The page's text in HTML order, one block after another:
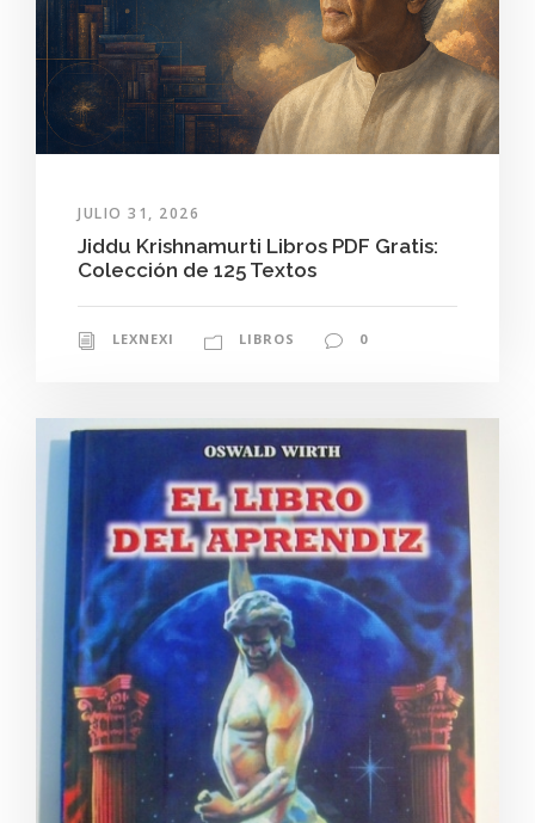
JULIO 31, 2026
Jiddu Krishnamurti Libros PDF Gratis:
Colección de 125 Textos
LEXNEXI LIBROS 0